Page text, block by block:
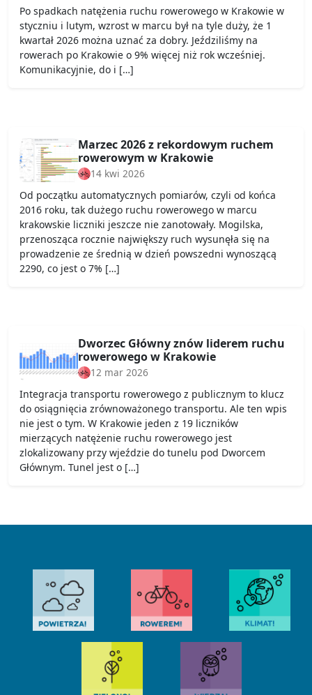
Po spadkach natężenia ruchu rowerowego w Krakowie w
styczniu i lutym, wzrost w marcu był na tyle duży, że 1
kwartał 2026 można uznać za dobry. Jeździliśmy na
rowerach po Krakowie o 9% więcej niż rok wcześniej.
Komunikacyjnie, do i […]
Marzec 2026 z rekordowym ruchem
rowerowym w Krakowie
14 kwi 2026
Od początku automatycznych pomiarów, czyli od końca
2016 roku, tak dużego ruchu rowerowego w marcu
krakowskie liczniki jeszcze nie zanotowały. Mogilska,
przenosząca rocznie największy ruch wysunęła się na
prowadzenie ze średnią w dzień powszedni wynoszącą
2290, co jest o 7% […]
Dworzec Główny znów liderem ruchu
rowerowego w Krakowie
12 mar 2026
Integracja transportu rowerowego z publicznym to klucz
do osiągnięcia zrównoważonego transportu. Ale ten wpis
nie jest o tym. W Krakowie jeden z 19 liczników
mierzących natężenie ruchu rowerowego jest
zlokalizowany przy wjeździe do tunelu pod Dworcem
Głównym. Tunel jest o […]